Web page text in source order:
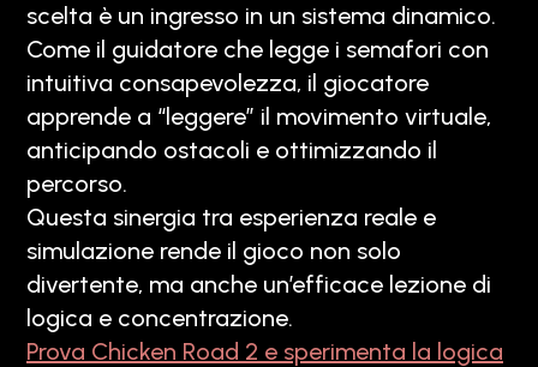
scelta è un ingresso in un sistema dinamico.
Come il guidatore che legge i semafori con
intuitiva consapevolezza, il giocatore
apprende a “leggere” il movimento virtuale,
anticipando ostacoli e ottimizzando il
percorso.
Questa sinergia tra esperienza reale e
simulazione rende il gioco non solo
divertente, ma anche un’efficace lezione di
logica e concentrazione.
Prova Chicken Road 2 e sperimenta la logica